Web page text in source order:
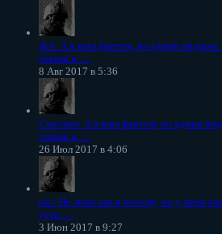
den: А я взял фантом, но админ
сервак и......
8 Авг 2017 в 5:36
Счастья: А я взял фантом, но админ
сервак и......
26 Июл 2017 в 4:06
ыы: Не знаю как и почему, но у меня
уста......
3 Июн 2017 в 9:27